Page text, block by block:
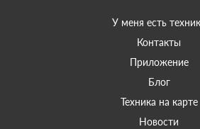
У меня есть
Контакты
Приложение
Блог
Техника на карте
Новости